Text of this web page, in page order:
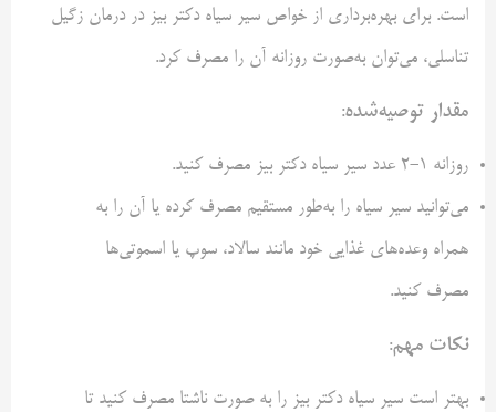
است. برای بهره‌برداری از خواص سیر سیاه دکتر بیز در درمان زگیل
تناسلی، می‌توان به‌صورت روزانه آن را مصرف کرد.
مقدار توصیه‌شده:
روزانه 1-2 عدد سیر سیاه دکتر بیز مصرف کنید.
می‌توانید سیر سیاه را به‌طور مستقیم مصرف کرده یا آن را به
همراه وعده‌های غذایی خود مانند سالاد، سوپ یا اسموتی‌ها
مصرف کنید.
نکات مهم:
بهتر است سیر سیاه دکتر بیز را به صورت ناشتا مصرف کنید تا